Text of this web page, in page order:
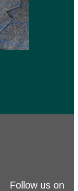
Follow us on